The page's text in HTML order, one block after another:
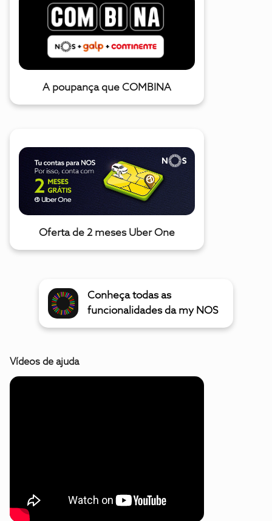
A poupança que COMBINA
Oferta de 2 meses Uber One
Conheça todas as
funcionalidades da my NOS
Vídeos de ajuda